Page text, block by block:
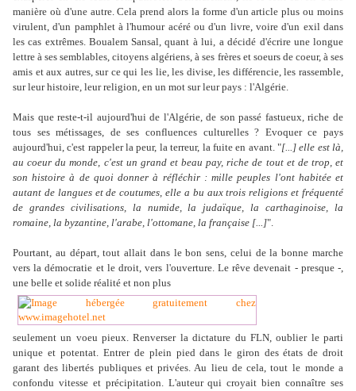
manière où d'une autre. Cela prend alors la forme d'un article plus ou moins
virulent, d'un pamphlet à l'humour acéré ou d'un livre, voire d'un exil dans
les cas extrêmes. Boualem Sansal, quant à lui, a décidé d'écrire une longue
lettre à ses semblables, citoyens algériens, à ses frères et soeurs de coeur, à ses
amis et aux autres, sur ce qui les lie, les divise, les différencie, les rassemble,
sur leur histoire, leur religion, en un mot sur leur pays : l'Algérie.
Mais que reste-t-il aujourd'hui de l'Algérie, de son passé fastueux, riche de
tous ses métissages, de ses confluences culturelles ? Evoquer ce pays
aujourd'hui, c'est rappeler la peur, la terreur, la fuite en avant. "[...] elle est là,
au coeur du monde, c'est un grand et beau pay, riche de tout et de trop, et
son histoire à de quoi donner à réfléchir : mille peuples l'ont habitée et
autant de langues et de coutumes, elle a bu aux trois religions et fréquenté
de grandes civilisations, la numide, la judaïque, la carthaginoise, la
romaine, la byzantine, l'arabe, l'ottomane, la française [...]".
Pourtant, au départ, tout allait dans le bon sens, celui de la bonne marche
vers la démocratie et le droit, vers l'ouverture. Le rêve devenait - presque -,
une belle et solide réalité et non plus
seulement un voeu pieux. Renverser la dictature du FLN, oublier le parti
unique et potentat. Entrer de plein pied dans le giron des états de droit
garant des libertés publiques et privées. Au lieu de cela, tout le monde a
confondu vitesse et précipitation. L'auteur qui croyait bien connaître ses